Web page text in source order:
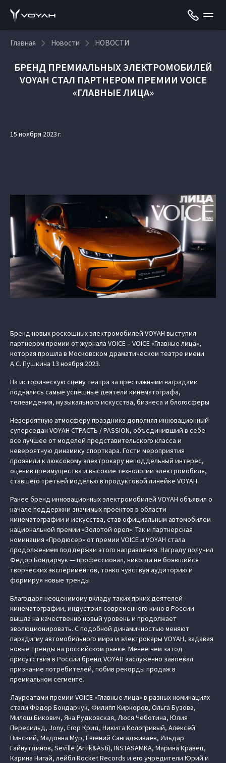
Главная Новости НОВОСТИ
БРЕНД ПРЕМИАЛЬНЫХ ЭЛЕКТРОМОБИЛЕЙ
VOYAH СТАЛ ПАРТНЕРОМ ПРЕМИИ VOICE
«ГЛАВНЫЕ ЛИЦА»
15 ноября 2023 г.
Бренд новых роскошных электромобилей VOYAH выступил
партнером премии от журнала VOICE – VOICE «Главные лица»,
которая прошла в Московском драматическом театре имени
А.С. Пушкина 13 ноября 2023.
На историческую сцену театра за престижными наградами
поднялись самые успешные деятели кинематографа,
телевидения, музыкального искусства, бизнеса и блогосферы
Невероятную атмосферу праздника дополнял инновационный
суперседан VOYAH СТРАСТЬ / PASSION, объединивший в себе
все лучшее от моделей представительского класса и
невероятную динамику спорткара. Гости мероприятия
проявили к люксовому электрокару неподдельный интерес,
оценив преимущества и высокие технологии электромобиля,
ставшего третьей моделью в продуктовой линейке VOYAH.
Ранее бренд инновационных электромобилей VOYAH объявил о
начале поддержки значимых проектов в области
кинематографии и искусства, став официальным автомобилем
национальной премии «Золотой орел». Так и партнерская
номинация «Продюсер» от премии VOICE и VOYAH стала
продолжением поддержки этого направления. Награду получил
Федор Бондарчук — профессионал, никогда не боявшийся
творческих экспериментов, тонко чувствуя аудиторию и
формируя новые тренды
Благодаря неоценимому вкладу таких ярких деятелей
кинематографии, индустрия современного кино в России
вышла на качественно новый уровень и продолжает
эволюционировать. С подобной динамичностью меняют
парадигму автомобильного мира и электрокары VOYAH, задавая
новые тренды на российском рынке. Менее чем за год
присутствия в России бренд VOYAH заслуженно завоевал
признание потребителей, побив рекорды продаж в
премиальном сегменте.
Лауреатами премии VOICE «Главные лица» в разных номинациях
стали Федор Бондарчук, Филипп Киркоров, Ольга Бузова,
Милош Бикович, Яна Рудковская, Люся Чеботина, Юлия
Пересильд, Jony, Егор Крид, Никита Кологривый, Алексей
Пинский, Мадонна Мур, Евгений Сангадживаев, Ильдар
Гайнутдинов, Seville (Artik&Asti), INSTASAMKA, Марина Кравец,
Карина Нигай, лейбл Rocket Records и его учредители Юрий и